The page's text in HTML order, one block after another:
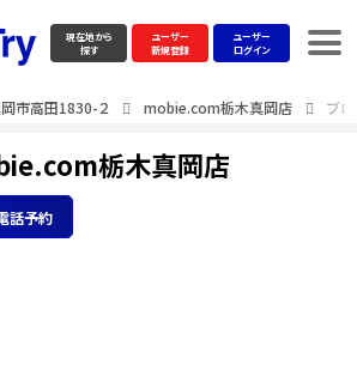
現在地から
探す
ユーザー
新規登録
ユーザー
ログイン
市高田1830-２ mobie.com栃木真岡店 ブ
栃木真岡店
話予約